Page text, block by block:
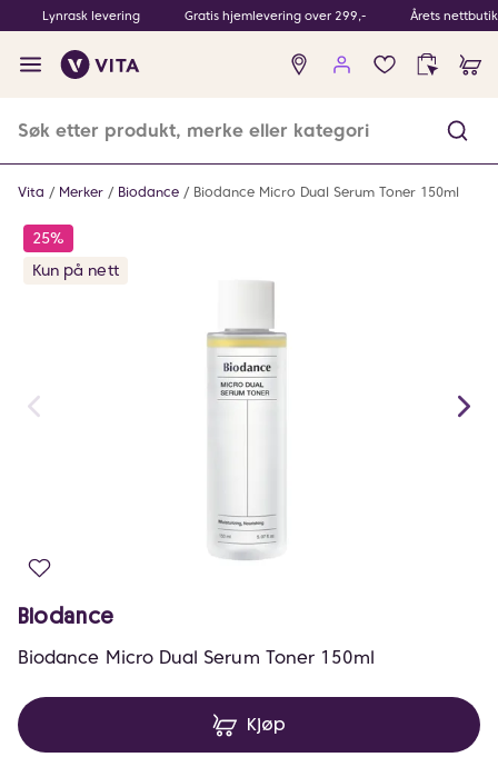
Lynrask levering Gratis hjemlevering over 299,- Årets
Ingen
produkter
Vita Merker Biodance Biodance Micro Dual Serum Toner 150ml
25%
Kun på nett
Biodance
Biodance Micro Dual Serum Toner 150ml
Kjøp